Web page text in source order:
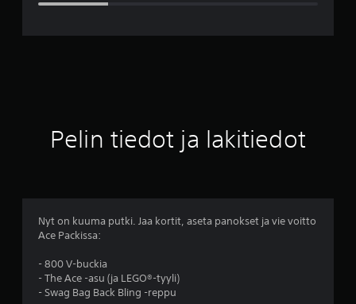
v
.
t
Pelin tiedot ja lakitiedot
Nyt on kuuma putki. Jaa kortit, aseta panokset ja vie voitto
Ace Packissa:
- 800 V-buckia
- The Ace -asu (ja LEGO®-tyyli)
- Swag Bag Back Bling -reppu